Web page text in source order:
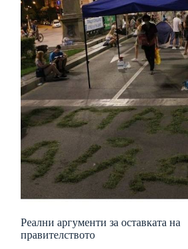
Реални аргументи за оставката на
правителството